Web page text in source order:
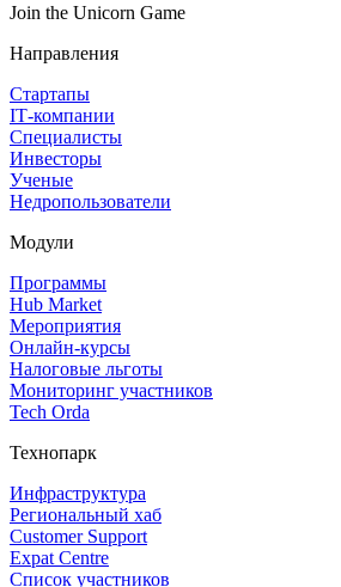
Join the Unicorn Game
Направления
Стартапы
IT‑компании
Специалисты
Инвесторы
Ученые
Недропользователи
Модули
Программы
Hub Market
Мероприятия
Онлайн‑курсы
Налоговые льготы
Мониторинг участников
Tech Orda
Технопарк
Инфраструктура
Региональный хаб
Customer Support
Expat Centre
Список участников